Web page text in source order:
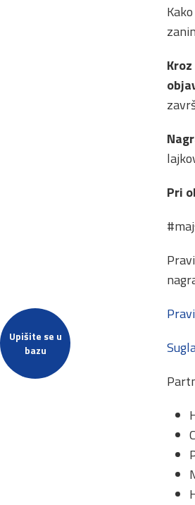
Upišite se u
bazu
Pri